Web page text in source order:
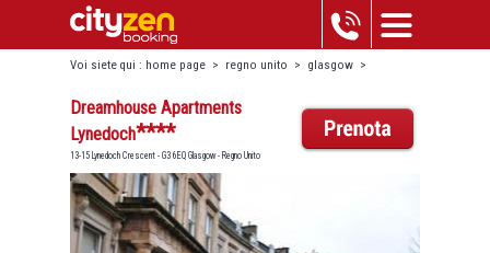
Voi siete qui : home page > regno unito > glasgow >
dreamhouse apartments lynedoch
Dreamhouse Apartments
Lynedoch****
13-15 Lynedoch Crescent - G3 6EQ Glasgow - Regno Unito